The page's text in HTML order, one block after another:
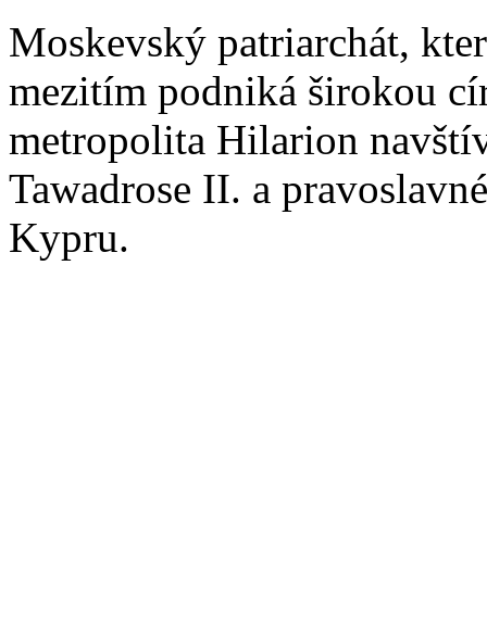
Moskevský patriarchát,
mezitím podniká širokou
metropolita Hilarion
Tawadrose II. a
Kypru.